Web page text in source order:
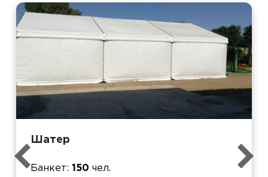
Шатер
Банкет 150 чел.